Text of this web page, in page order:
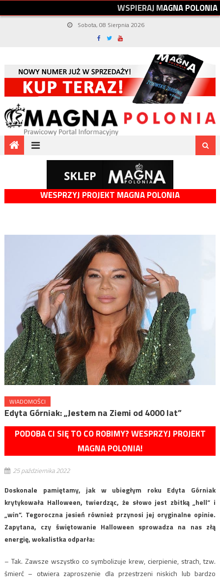
WSPIERAJMAGNAPOLONIA
Sobota, 08 Sierpnia 2026
WESPRZYJ PROJEKT MAGNA POLONIA
WIADOMOŚCI
Edyta Górniak: „Jestem na Ziemi od 4000 lat”
PODOBA CI SIĘ TO CO ROBIMY? WESPRZYJ PROJEKT
MAGNA POLONIA!
25 października 2022
Doskonale pamiętamy, jak w ubiegłym roku Edyta Górniak
krytykowała Halloween, twierdząc, że słowo jest zbitką „hell” i
„win”. Tegoroczna jesień również przynosi jej oryginalne opinie.
Zapytana, czy świętowanie Halloween sprowadza na nas złą
energię, wokalistka odparła:
– Tak. Zawsze wszystko co symbolizuje krew, cierpienie, strach, tzw.
śmierć – otwiera zaproszenie dla przestrzeni niskich lub bardzo